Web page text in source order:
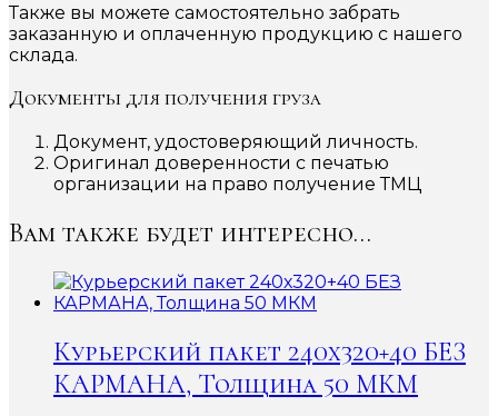
Также вы можете самостоятельно забрать
заказанную и оплаченную продукцию с нашего
склада.
Документы для получения груза
Документ, удостоверяющий личность.
Оригинал доверенности с печатью
организации на право получение ТМЦ
Вам также будет интересно…
Курьерский пакет 240х320+40 БЕЗ
КАРМАНА, Толщина 50 МКМ